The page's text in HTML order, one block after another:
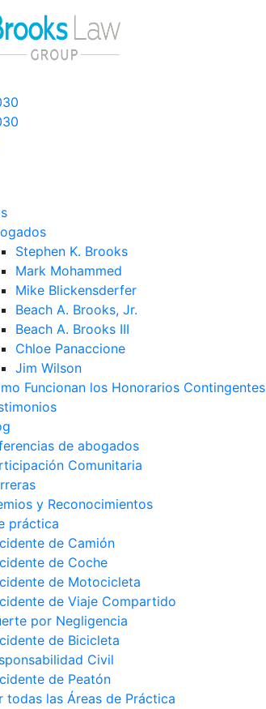
Stephen K. Brooks
Mark Mohammed
Mike Blickensderfer
Beach A. Brooks, Jr.
Beach A. Brooks III
Chloe Panaccione
Jim Wilson
Funcionan los Honorarios Contingentes
de abogados
Comunitaria
y Reconocimientos
práctica
de Camión
de Coche
de Motocicleta
de Viaje Compartido
por Negligencia
de Bicicleta
Civil
de Peatón
todas las Áreas de Práctica